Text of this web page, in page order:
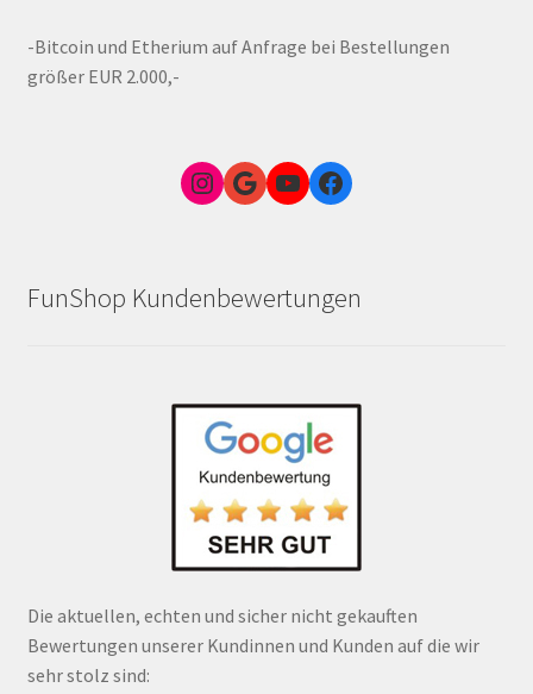
-Bitcoin und Etherium auf Anfrage bei Bestellungen
größer EUR 2.000,-
Instagram
Google Link zum FunShop WienYouTubeFacebook
FunShop Kundenbewertungen
Die aktuellen, echten und sicher nicht gekauften
Bewertungen unserer Kundinnen und Kunden auf die wir
sehr stolz sind: